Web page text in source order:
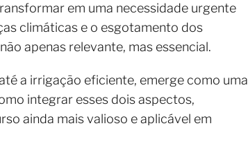
em uma necessidade urgente
climáticas e o esgotamento dos
apenas relevante, mas essencial.
a irrigação eficiente, emerge como uma
integrar esses dois aspectos,
ainda mais valioso e aplicável em